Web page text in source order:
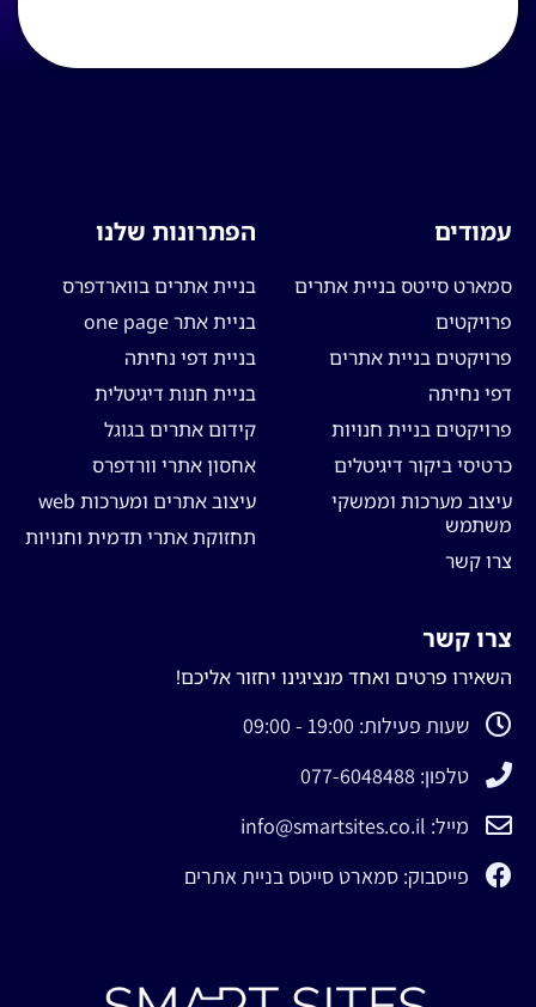
עמודים
סמארט סייטס בניית אתרים
פרויקטים
פרויקטים בניית אתרים
דפי נחיתה
פרויקטים בניית חנויות
כרטיסי ביקור דיגיטלים
עיצוב מערכות וממשקי
משתמש
צרו קשר
הפתרונות שלנו
בניית אתרים בווארדפרס
בניית אתר one page
בניית דפי נחיתה
בניית חנות דיגיטלית
קידום אתרים בגוגל
אחסון אתרי וורדפרס
עיצוב אתרים ומערכות web
תחזוקת אתרי תדמית וחנויות
צרו קשר
השאירו פרטים ואחד מנציגינו יחזור אליכם!
שעות פעילות: 19:00 - 09:00
טלפון: 077-6048488
מייל: info@smartsites.co.il
פייסבוק: סמארט סייטס בניית אתרים